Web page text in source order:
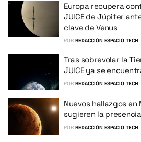
Europa recupera
JUICE de Júpiter
clave de Venus
POR REDACCIÓN ESPACIO TECH
Tras sobrevolar la
JUICE ya se
POR REDACCIÓN ESPACIO TECH
Nuevos hallazgos en
sugieren la
POR REDACCIÓN ESPACIO TECH